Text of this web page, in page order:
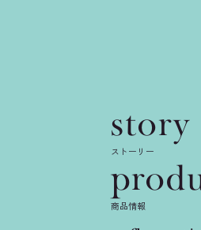
story
ストーリー
商品情報